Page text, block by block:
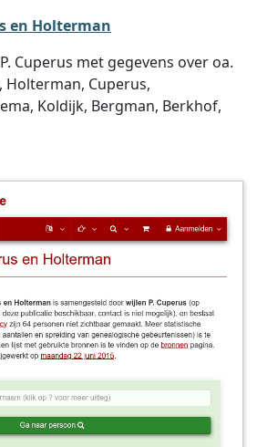
en Holterman
Cuperus met gegevens over oa.
Holterman, Cuperus,
Koldijk, Bergman, Berkhof,